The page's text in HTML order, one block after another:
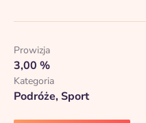
Prowizja
3,00 %
Kategoria
Podróże, Sport